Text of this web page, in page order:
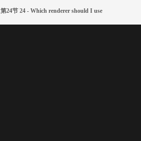
第24节 24 - Which renderer should I use